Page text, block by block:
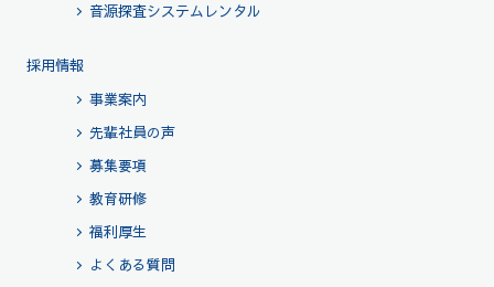
音源探査システムレンタル
採用情報
事業案内
先輩社員の声
募集要項
教育研修
福利厚生
よくある質問